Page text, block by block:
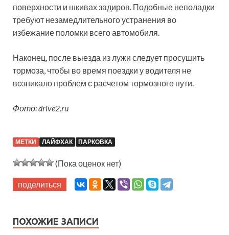
поверхности и шкивах задиров. Подобные неполадки
требуют незамедлительного устранения во
избежание поломки всего автомобиля.
Наконец, после выезда из лужи следует просушить
тормоза, чтобы во время поездки у водителя не
возникало проблем с расчетом тормозного пути.
Фото: drive2.ru
МЕТКИ ЛАЙФХАК ПАРКОВКА
(Пока оценок нет)
поделиться
ПОХОЖИЕ ЗАПИСИ